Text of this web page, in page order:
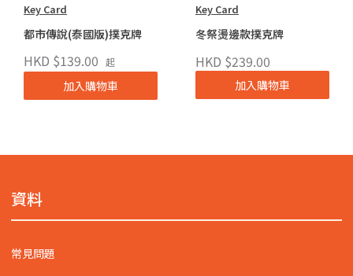
Key Card
都市傳說(泰國版)撲克牌
HKD $139.00 起
加入購物車
Key Card
冬祭燙邊款撲克牌
HKD $239.00
加入購物車
資料
常見問題